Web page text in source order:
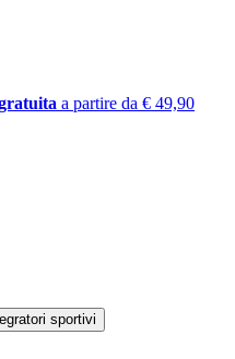
a partire da € 49,90